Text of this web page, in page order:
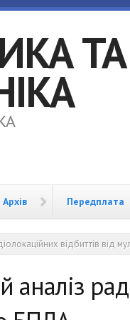
ТА
Архів Передплата
відбиттів від
аналіз